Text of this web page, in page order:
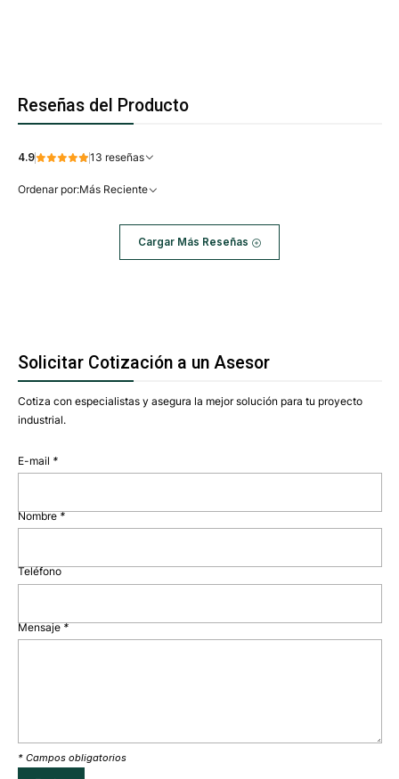
Reseñas del Producto
4.9 13 reseñas
Ordenar por:Más Reciente
Cargar Más Reseñas
Solicitar Cotización a un Asesor
Cotiza con especialistas y asegura la mejor solución para tu proyecto
industrial.
E-mail *
Nombre *
Teléfono
Mensaje*
* Campos obligatorios